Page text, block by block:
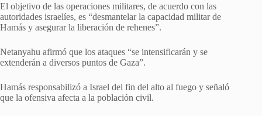
El objetivo de las operaciones militares, de acuerdo con las
autoridades israelíes, es “desmantelar la capacidad militar de
Hamás y asegurar la liberación de rehenes”.
Netanyahu afirmó que los ataques “se intensificarán y se
extenderán a diversos puntos de Gaza”.
Hamás responsabilizó a Israel del fin del alto al fuego y señaló
que la ofensiva afecta a la población civil.